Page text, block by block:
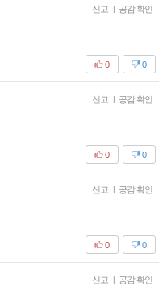
신고 | 공감 확인
0
0
신고 | 공감 확인
0
0
신고 | 공감 확인
0
0
신고 | 공감 확인